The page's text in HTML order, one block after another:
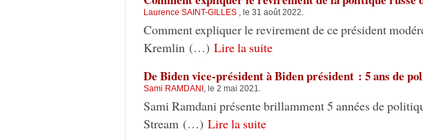
Laurence SAINT-GILLES , le 31 août 2022.
Comment expliquer le revirement de ce président
Kremlin (…) Lire la suite
De Biden vice-président à Biden président : 5 ans de
Sami RAMDANI , le 2 mai 2021.
Sami Ramdani présente brillamment 5 années de
Stream (…) Lire la suite